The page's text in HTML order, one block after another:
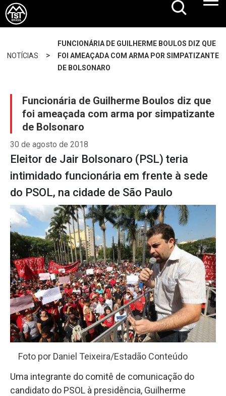
NOTÍCIAS >
FUNCIONÁRIA DE GUILHERME BOULOS DIZ QUE
FOI AMEAÇADA COM ARMA POR SIMPATIZANTE
DE BOLSONARO
Funcionária de Guilherme Boulos diz que
foi ameaçada com arma por simpatizante
de Bolsonaro
30 de agosto de 2018
Eleitor de Jair Bolsonaro (PSL) teria
intimidado funcionária em frente à sede
do PSOL, na cidade de São Paulo
Foto por Daniel Teixeira/Estadão Conteúdo
Uma integrante do comitê de comunicação do
candidato do PSOL à presidência, Guilherme